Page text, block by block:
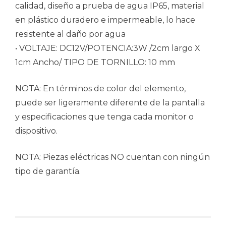
calidad, diseño a prueba de agua IP65, material
en plástico duradero e impermeable, lo hace
resistente al daño por agua
• VOLTAJE: DC12V/POTENCIA:3W /2cm largo X
1cm Ancho/ TIPO DE TORNILLO: 10 mm
NOTA: En términos de color del elemento,
puede ser ligeramente diferente de la pantalla
y especificaciones que tenga cada monitor o
dispositivo.
NOTA: Piezas eléctricas NO cuentan con ningún
tipo de garantía.